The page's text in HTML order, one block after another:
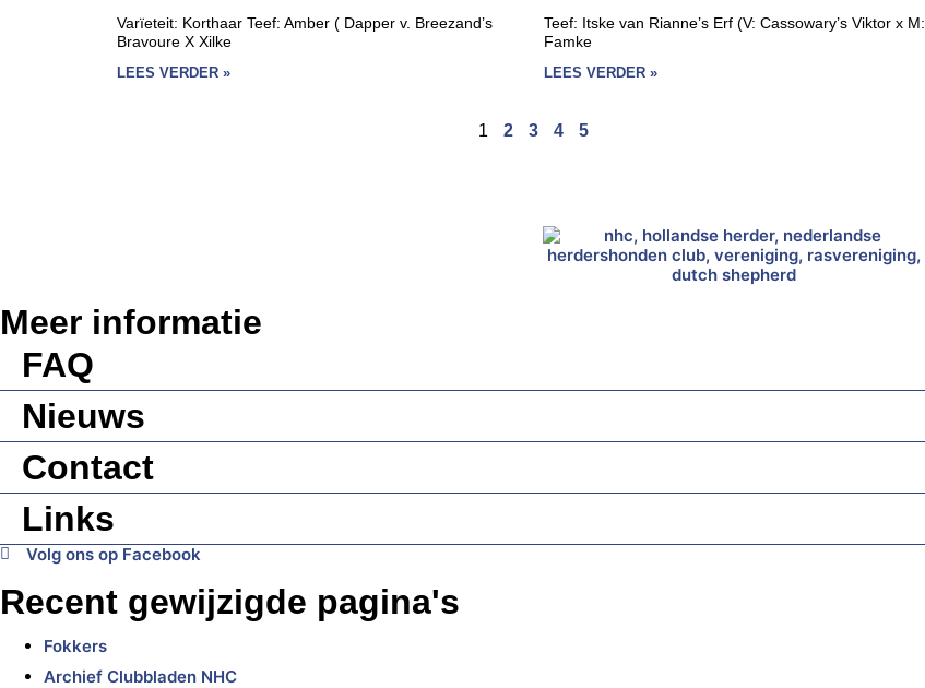
Varïeteit: Korthaar Teef: Amber ( Dapper v. Breezand’s
Bravoure X Xilke
LEES VERDER »
Teef: Itske van Rianne’s Erf (V: Cassowary’s Viktor x M:
Famke
LEES VERDER »
1 2 3 4 5
Meer informatie
FAQ
Nieuws
Contact
Links
Volg ons op Facebook
Recent gewijzigde pagina's
Fokkers
Archief Clubbladen NHC